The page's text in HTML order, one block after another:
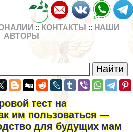
:: КОНТАКТЫ :: НАШИ
АВТОРЫ
тест на
им пользоваться —
для будущих мам